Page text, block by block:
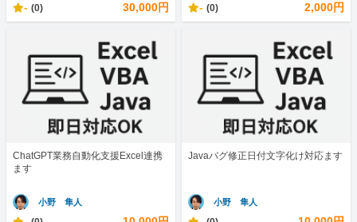
- (0) 30,000円 - (0) 2,000円
ChatGPT業務自動化支援Excel連携
ます
小野 隼人
Javaバグ修正日付文字化け対応ます
小野 隼人